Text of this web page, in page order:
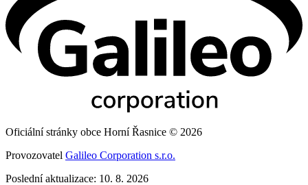
Oficiální stránky obce Horní Řasnice © 2026
Provozovatel Galileo Corporation s.r.o.
Poslední aktualizace: 10. 8. 2026